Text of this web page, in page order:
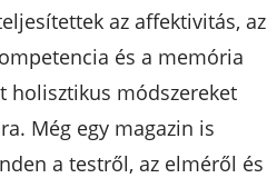
az affektivitás, az
és a memória
holisztikus módszereket
Még egy magazin is
a testről, az elméről